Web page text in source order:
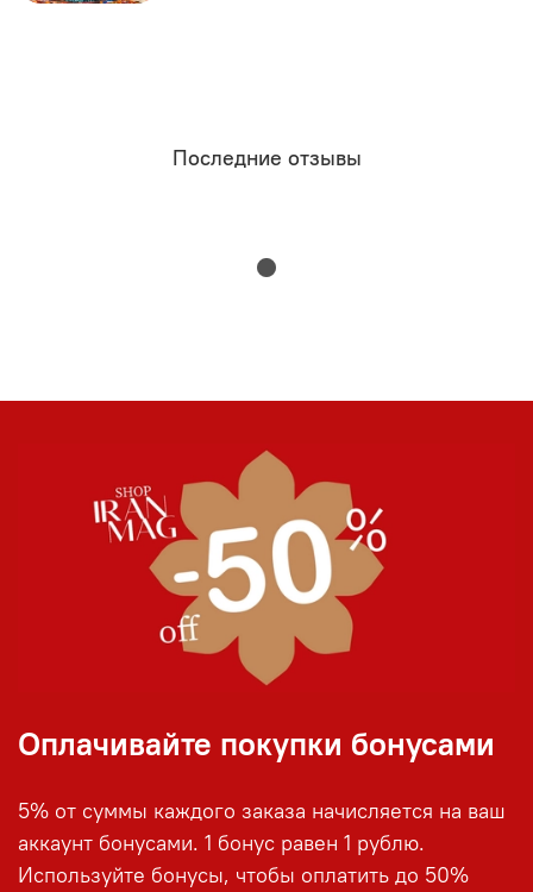
Последние отзывы
Оплачивайте покупки бонусами
5% от суммы каждого заказа начисляется на ваш
аккаунт бонусами. 1 бонус равен 1 рублю.
Используйте бонусы, чтобы оплатить до 50%